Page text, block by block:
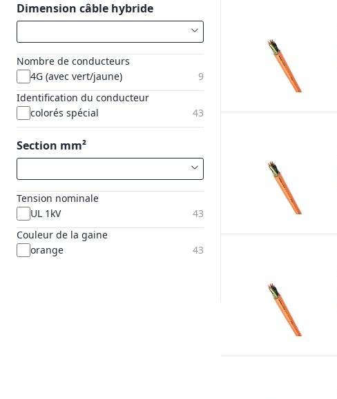
Dimension câble hybride
Nombre de conducteurs
4G (avec vert/jaune)
9
Identification du conducteur
colorés spécial
43
Section mm²
Tension nominale
UL 1kV
43
Couleur de la gaine
orange
43